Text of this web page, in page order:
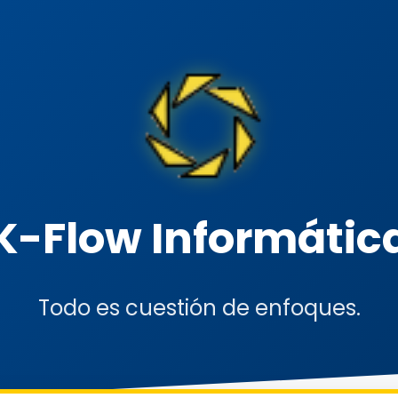
Flow
Todo es cuestión de enfoques.